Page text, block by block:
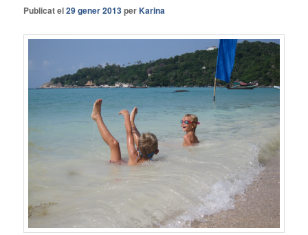
Publicat el29 gener 2013perKarina